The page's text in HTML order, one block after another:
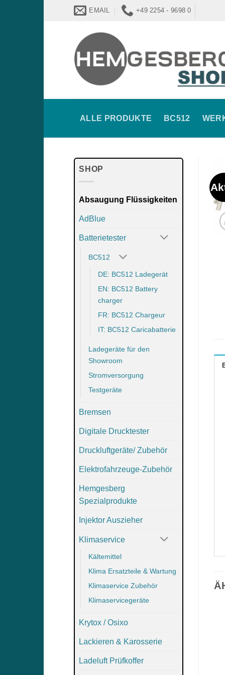
EMAIL +49 2254 - 9698 0
ALLE PRODUKTE BC512
SHOP
Absaugung Flüssigkeiten
AdBlue
Batterietester
BC512
DE: BC512 Ladegerät
EN: BC512 Battery
charger
FR: BC512 Chargeur
IT: BC512 Caricabatterie
Ladegeräte für den
Showroom
Stromversorgung
Testgeräte
Bremsen
Digitale Drucktester
Druckluftgeräte/ Zubehör
Elektrofahrzeuge-Zubehör
Hemgesberg
Spezialprodukte
Injektor Auszieher
Klimaservice
Kältemittel
Klima Ersatzteile & Wartung
Klimaservice Zubehör
Klimaservicegeräte
Krytox / Osixo
Lackieren & Karosserie
Ladeluft Prüfkoffer